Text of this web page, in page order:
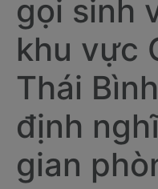
gọi sinh
khu vực
Thái
định
gian